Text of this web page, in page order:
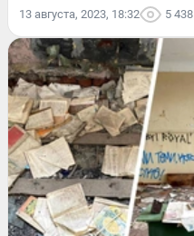
13 августа, 2023, 18:32 5 438